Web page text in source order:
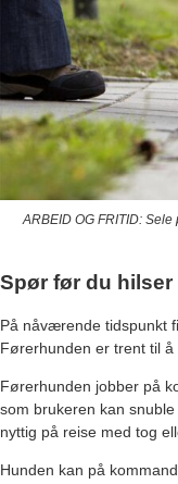
ARBEID OG FRITID:
Spør før du hilser
På nåværende tidspunkt
Førerhunden er trent til
Førerhunden jobber på
som brukeren kan
nyttig på reise med tog
Hunden kan på